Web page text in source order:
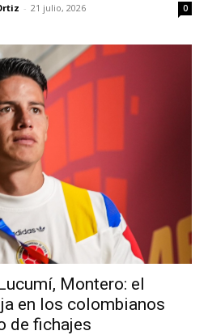
- 21 julio, 2026 0
Montero: el
en los colombianos
de fichajes